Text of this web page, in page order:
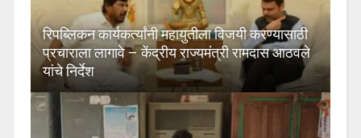
रिपब्लिकन कार्यकर्त्यांनी महायुतीला विजयी करण्यासाठी
प्रचाराला लागावे – केंद्रीय राज्यमंत्री रामदास आठवले
यांचे निर्देश